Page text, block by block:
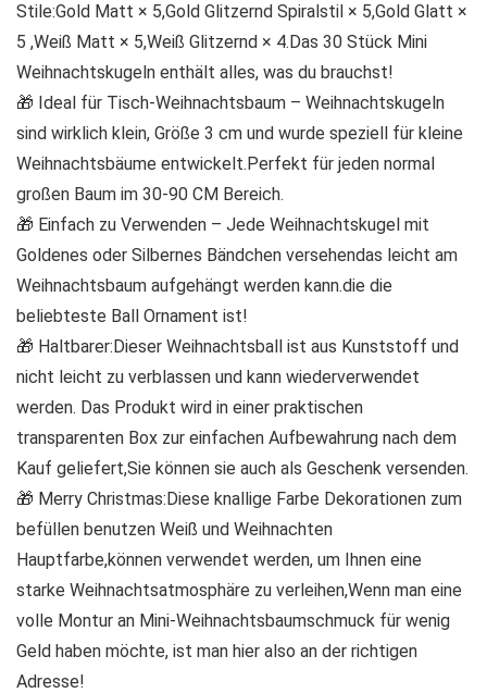
Stile:Gold Matt × 5,Gold Glitzernd Spiralstil × 5,Gold Glatt ×
5 ,Weiß Matt × 5,Weiß Glitzernd × 4.Das 30 Stück Mini
Weihnachtskugeln enthält alles, was du brauchst!
🎁 Ideal für Tisch-Weihnachtsbaum – Weihnachtskugeln
sind wirklich klein, Größe 3 cm und wurde speziell für kleine
Weihnachtsbäume entwickelt.Perfekt für jeden normal
großen Baum im 30-90 CM Bereich.
🎁 Einfach zu Verwenden – Jede Weihnachtskugel mit
Goldenes oder Silbernes Bändchen versehendas leicht am
Weihnachtsbaum aufgehängt werden kann.die die
beliebteste Ball Ornament ist!
🎁 Haltbarer:Dieser Weihnachtsball ist aus Kunststoff und
nicht leicht zu verblassen und kann wiederverwendet
werden. Das Produkt wird in einer praktischen
transparenten Box zur einfachen Aufbewahrung nach dem
Kauf geliefert,Sie können sie auch als Geschenk versenden.
🎁 Merry Christmas:Diese knallige Farbe Dekorationen zum
befüllen benutzen Weiß und Weihnachten
Hauptfarbe,können verwendet werden, um Ihnen eine
starke Weihnachtsatmosphäre zu verleihen,Wenn man eine
volle Montur an Mini-Weihnachtsbaumschmuck für wenig
Geld haben möchte, ist man hier also an der richtigen
Adresse!